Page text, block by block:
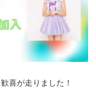
喜が走りました！